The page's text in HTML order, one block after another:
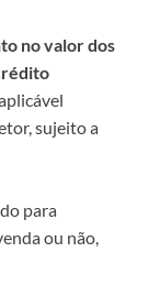
no valor dos
sujeito a
para
ou não,